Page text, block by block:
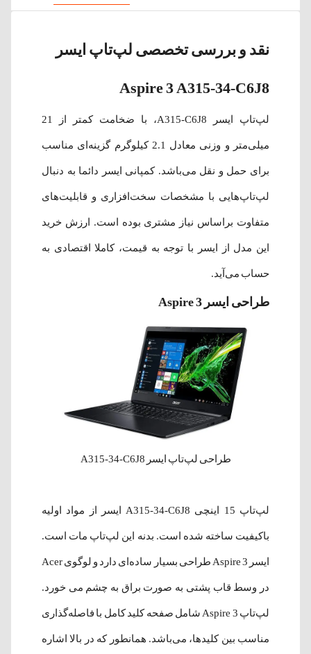
نقد و بررسی تخصصی لپ‌تاپ ایسر
Aspire 3 A315-34-C6J8
لپ‌تاپ ایسر A315-C6J8، با ضخامت کمتر از 21
میلی‌متر و وزنی معادل 2.1 کیلوگرم گزینه‌ای مناسب
برای حمل و نقل می‌باشد. کمپانی ایسر دائما به دنبال
لپ‌تاپ‌هایی با مشخصات سخت‌افزاری و قابلیت‌های
متفاوت براساس نیاز مشتری بوده است. ارزش خرید
این مدل از ایسر با توجه به قیمت، کاملا اقتصادی به
حساب می‌آید.
طراحی ایسر Aspire 3
طراحی لپ‌تاپ ایسر A315-34-C6J8
لپ‌تاپ 15 اینچی A315-34-C6J8 ایسر از مواد اولیه
باکیفیت ساخته شده است. بدنه این لپ‌تاپ مات است.
ایسر Aspire 3 طراحی بسیار ساده‌ای دارد و لوگوی Acer
در وسط قاب پشتی به صورت براق به چشم می خورد.
لپ‌تاپ Aspire 3 شامل صفحه کلید کامل با فاصله‌گذاری
مناسب بین کلید‌ها، می‌باشد. همانطور که در بالا اشاره